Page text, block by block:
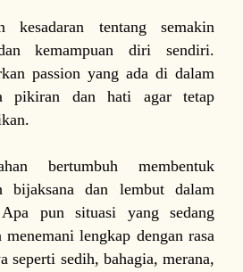
kesadaran tentang semakin
kemampuan diri sendiri.
passion yang ada di dalam
pikiran dan hati agar tetap
bertumbuh membentuk
bijaksana dan lembut dalam
pun situasi yang sedang
lengkap dengan rasa
seperti sedih, bahagia, merana,